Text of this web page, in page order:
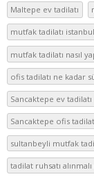
Maltepe ev tadilatı
mutfak tadilatı istanbul
mutfak tadilatı nasıl
ofis tadilatı ne kadar
Sancaktepe ev tadilatı
Sancaktepe ofis tadilat
sultanbeyli mutfak
tadilat ruhsatı alınmalı